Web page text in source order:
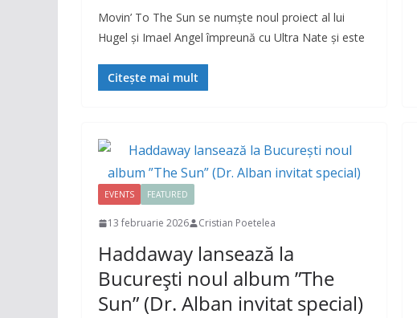
Movin’ To The Sun se numște noul proiect al lui
Hugel și Imael Angel împreună cu Ultra Nate și este
Citește mai mult
EVENTS FEATURED
13 februarie 2026 Cristian Poetelea
Haddaway lansează la
București noul album ”The
Sun” (Dr. Alban invitat special)